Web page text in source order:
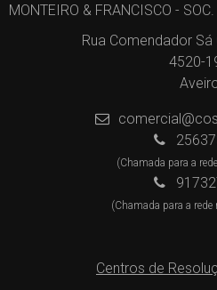
MONTEIRO & FRANCISCO -
Rua Comendador Sá
4520-
(Chamada para a
(Chamada para a
Centros de